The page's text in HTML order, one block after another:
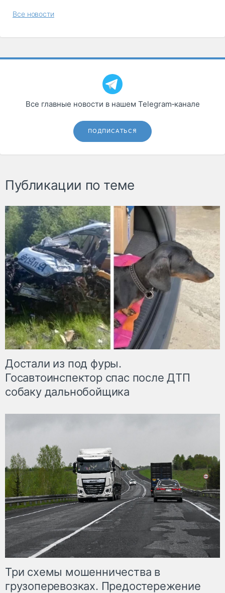
Все новости
Все главные новости в нашем Telegram‑канале
ПОДПИСАТЬСЯ
Публикации по теме
Достали из под фуры.
Госавтоинспектор спас после ДТП
собаку дальнобойщика
Три схемы мошенничества в
грузоперевозках. Предостережение